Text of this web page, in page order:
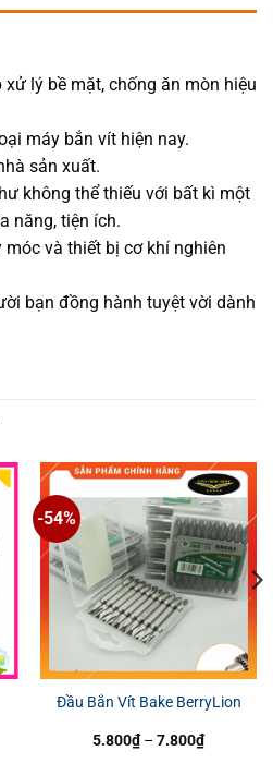
lý bề mặt, chống ăn mòn hiệu
máy bắn vít hiện nay.
sản xuất.
không thể thiếu với bất kì một
năng, tiện ích.
và thiết bị cơ khí nghiên
bạn đồng hành tuyệt vời dành
-54%
Đầu Bắn Vít Bake BerryLion
5.800₫ – 7.800₫Khoảng
giá: